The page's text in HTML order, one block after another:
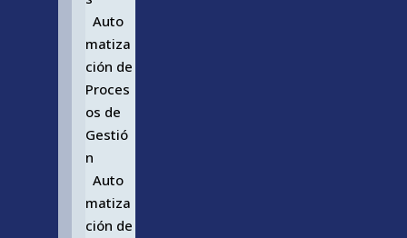
Auto
matiza
ción de
Proces
os de
Gestió
n
Auto
matiza
ción de